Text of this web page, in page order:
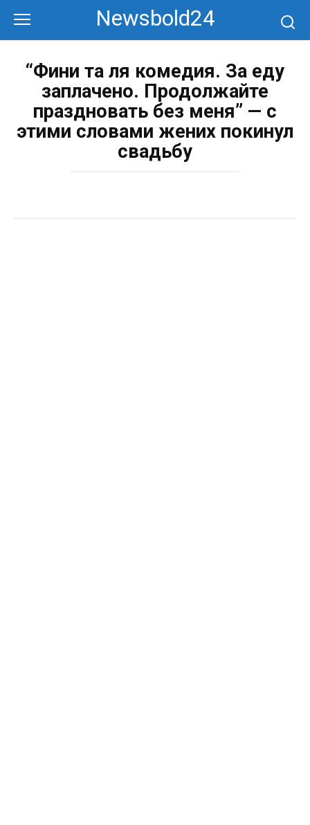
контенту
Newsbold24
“Фини та ля комедия. За еду
заплачено. Продолжайте
праздновать без меня” — с
этими словами жених покинул
свадьбу